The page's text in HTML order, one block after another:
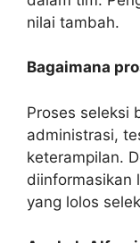
nilai tambah.
Bagaimana
Proses seleksi
administrasi,
keterampilan.
diinformasikan
yang lolos